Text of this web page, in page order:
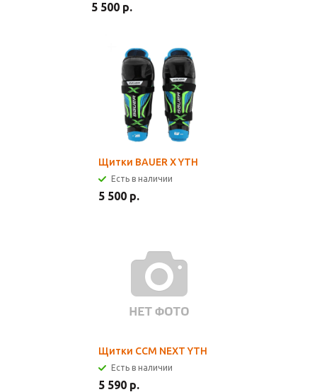
5 500 р.
Щитки BAUER X YTH
Есть в наличии
5 500 р.
Щитки CCM NEXT YTH
Есть в наличии
5 590 р.